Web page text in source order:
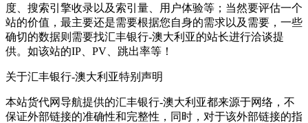
度、搜索引擎收录以及索引量、用户体验等；当然要评估一个
站的价值，最主要还是需要根据您自身的需求以及需要，一些
确切的数据则需要找汇丰银行-澳大利亚的站长进行洽谈提
供。如该站的IP、PV、跳出率等！
关于汇丰银行-澳大利亚特别声明
本站货代网导航提供的汇丰银行-澳大利亚都来源于网络，不
保证外部链接的准确性和完整性，同时，对于该外部链接的指